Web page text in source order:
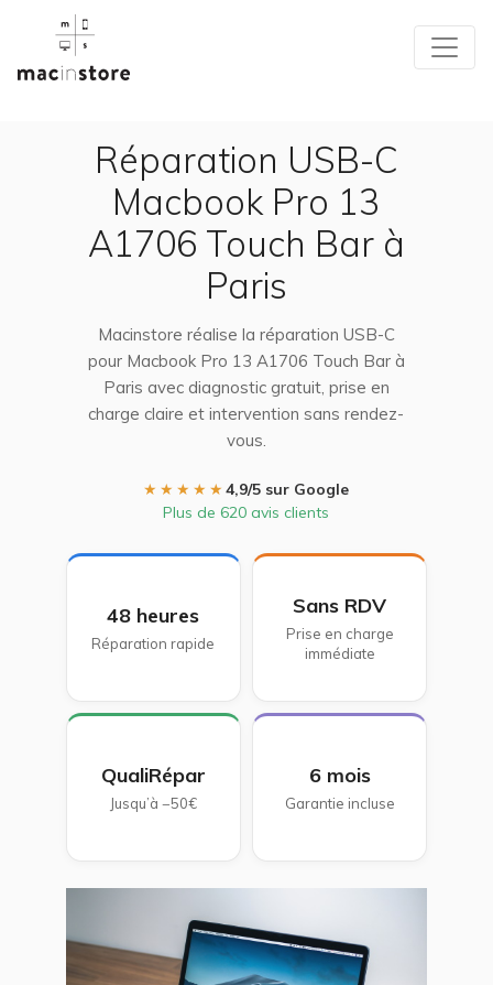
Réparation USB-C
Macbook Pro 13
A1706 Touch Bar à
Paris
Macinstore réalise la réparation USB-C
pour Macbook Pro 13 A1706 Touch Bar à
Paris avec diagnostic gratuit, prise en
charge claire et intervention sans rendez-
vous.
★★★★★4,9/5 sur Google
Plus de 620 avis clients
48 heures
Réparation rapide
Sans RDV
Prise en charge
immédiate
QualiRépar
Jusqu’à −50€
6 mois
Garantie incluse